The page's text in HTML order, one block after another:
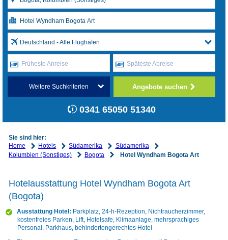
Deutschland - Alle Flughäfen
Früheste Anreise Späteste Abreise
Weitere Suchkriterien Angebote suchen
0341 65050 51340
Sie sind hier:
Home
Hotels Südamerika
Südamerika
Kolumbien (Sonstiges)
Bogota Hotel Wyndham Bogota Art
Hotelausstattung Hotel Wyndham Bogota Art
(Bogota)
Ausstattung Hotel: Parkplatz, 24-h-Rezeption, Nichtraucherzimmer,
kostenfreies Parken, Lift, Hotelsafe, Klimaanlage, mehrsprachiges
Personal, Parkhaus, behindertengerechtes Hotel